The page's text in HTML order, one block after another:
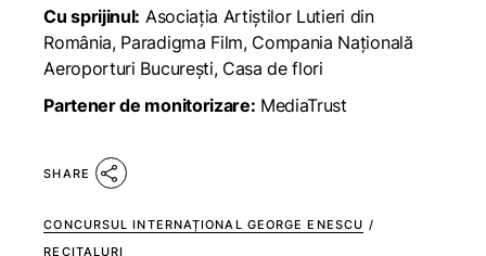
Cu sprijinul: Asociația Artiștilor Lutieri din
România, Paradigma Film, Compania Națională
Aeroporturi București, Casa de flori
Partener de monitorizare: MediaTrust
SHARE
CONCURSUL INTERNAȚIONAL GEORGE ENESCU /
RECITALURI